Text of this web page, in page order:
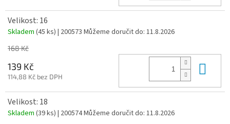
Velikost: 16
Skladem (45 ks) | 200573 Můžeme doručit do: 11.8.2026
168 Kč
139 Kč
114,88 Kč bez DPH
Velikost: 18
Skladem (39 ks) | 200574Můžeme doručit do: 11.8.2026